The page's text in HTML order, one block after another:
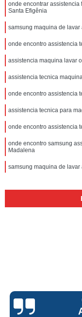
onde encontrar assistencia
Santa Efigênia
samsung maquina de lavar
onde encontro assistencia
assistencia maquina lavar
assistencia tecnica
onde encontro assistencia
assistencia tecnica para
onde encontro assistencia
onde encontro samsung
Madalena
samsung maquina de